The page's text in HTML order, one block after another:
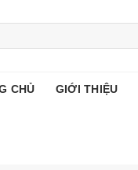
CHỦ GIỚI THIỆU